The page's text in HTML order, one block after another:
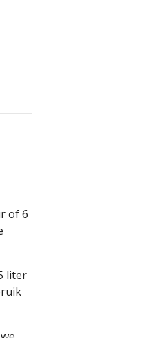
of 6
liter